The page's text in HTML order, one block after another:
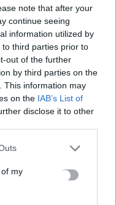
note that after your
continue seeing
information utilized by
third parties prior to
out of the further
by third parties on the
This information may
on the IAB’s List of
disclose it to other
my
η σύζυγός του
πάνω σε σκάφος από
στα παγκόσμια box
εντοπίστηκαν